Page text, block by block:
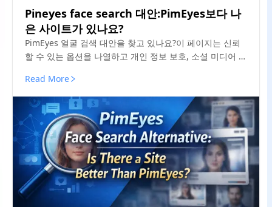
Pineyes face search 대안:PimEyes보다 나
은 사이트가 있나요?
PimEyes 얼굴 검색 대안을 찾고 있나요?이 페이지는 신뢰
할 수 있는 옵션을 나열하고 개인 정보 보호, 소셜 미디어 이
명합니다.
Read More